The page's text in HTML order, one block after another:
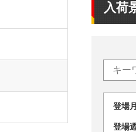
入荷
登
登